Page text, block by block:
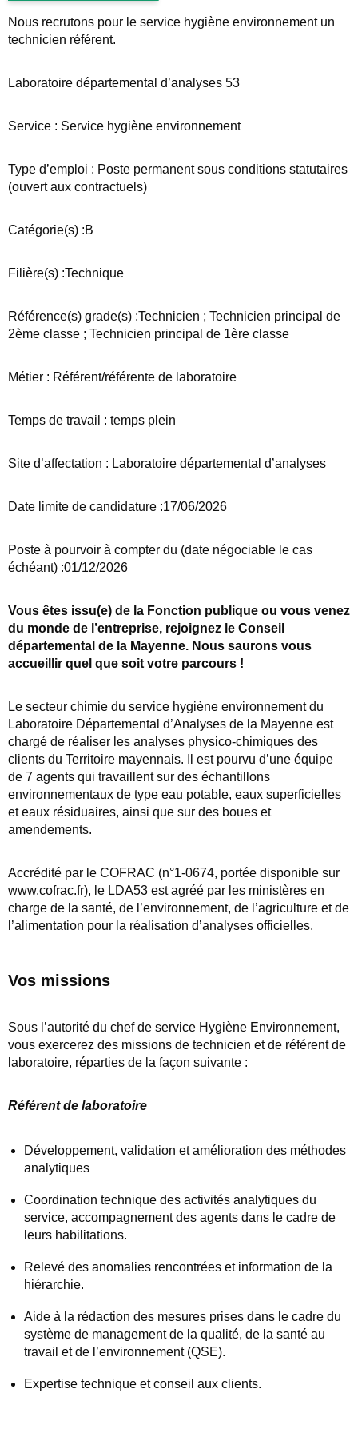
Nous recrutons pour le service hygiène environnement un
technicien référent.
Laboratoire départemental d’analyses 53
Service : Service hygiène environnement
Type d’emploi : Poste permanent sous conditions statutaires
(ouvert aux contractuels)
Catégorie(s) :B
Filière(s) :Technique
Référence(s) grade(s) :Technicien ; Technicien principal de
2ème classe ; Technicien principal de 1ère classe
Métier : Référent/référente de laboratoire
Temps de travail : temps plein
Site d’affectation : Laboratoire départemental d’analyses
Date limite de candidature :17/06/2026
Poste à pourvoir à compter du (date négociable le cas
échéant) :01/12/2026
Vous êtes issu(e) de la Fonction publique ou vous venez
du monde de l’entreprise, rejoignez le Conseil
départemental de la Mayenne. Nous saurons vous
accueillir quel que soit votre parcours !
Le secteur chimie du service hygiène environnement du
Laboratoire Départemental d’Analyses de la Mayenne est
chargé de réaliser les analyses physico-chimiques des
clients du Territoire mayennais. Il est pourvu d’une équipe
de 7 agents qui travaillent sur des échantillons
environnementaux de type eau potable, eaux superficielles
et eaux résiduaires, ainsi que sur des boues et
amendements.
Accrédité par le COFRAC (n°1-0674, portée disponible sur
www.cofrac.fr), le LDA53 est agréé par les ministères en
charge de la santé, de l’environnement, de l’agriculture et de
l’alimentation pour la réalisation d’analyses officielles.
Vos missions
Sous l’autorité du chef de service Hygiène Environnement,
vous exercerez des missions de technicien et de référent de
laboratoire, réparties de la façon suivante :
Référent de laboratoire
Développement, validation et amélioration des méthodes
analytiques
Coordination technique des activités analytiques du
service, accompagnement des agents dans le cadre de
leurs habilitations.
Relevé des anomalies rencontrées et information de la
hiérarchie.
Aide à la rédaction des mesures prises dans le cadre du
système de management de la qualité, de la santé au
travail et de l’environnement (QSE).
Expertise technique et conseil aux clients.